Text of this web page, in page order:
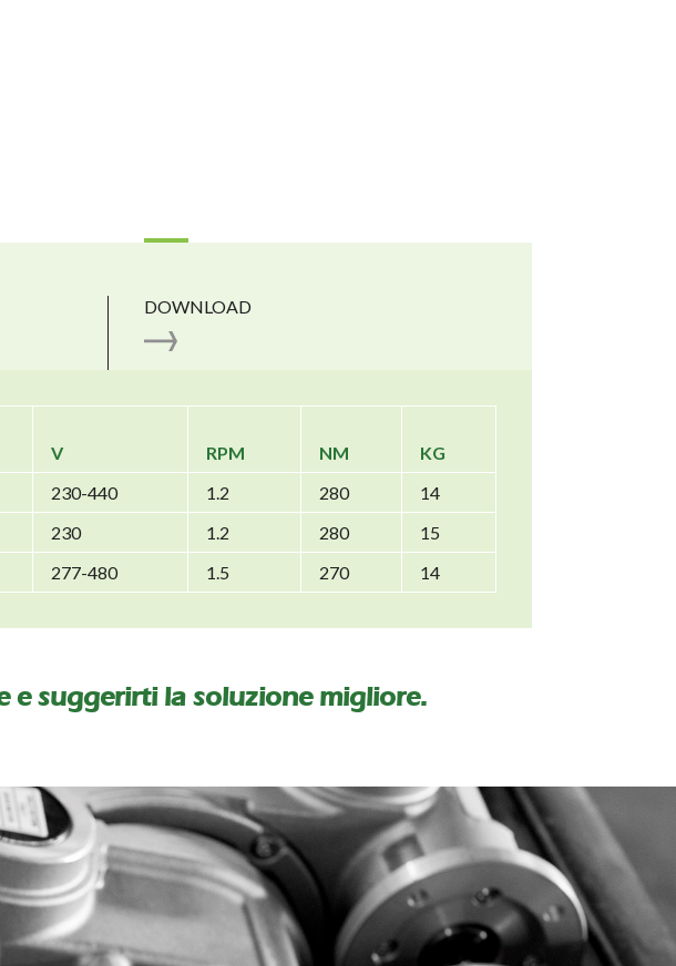
DOWNLOAD
V RPM NM
KG
230-440 1.2 280
14
230 1.2 280
15
277-480 1.5 270 14
e suggerirti la soluzione migliore.